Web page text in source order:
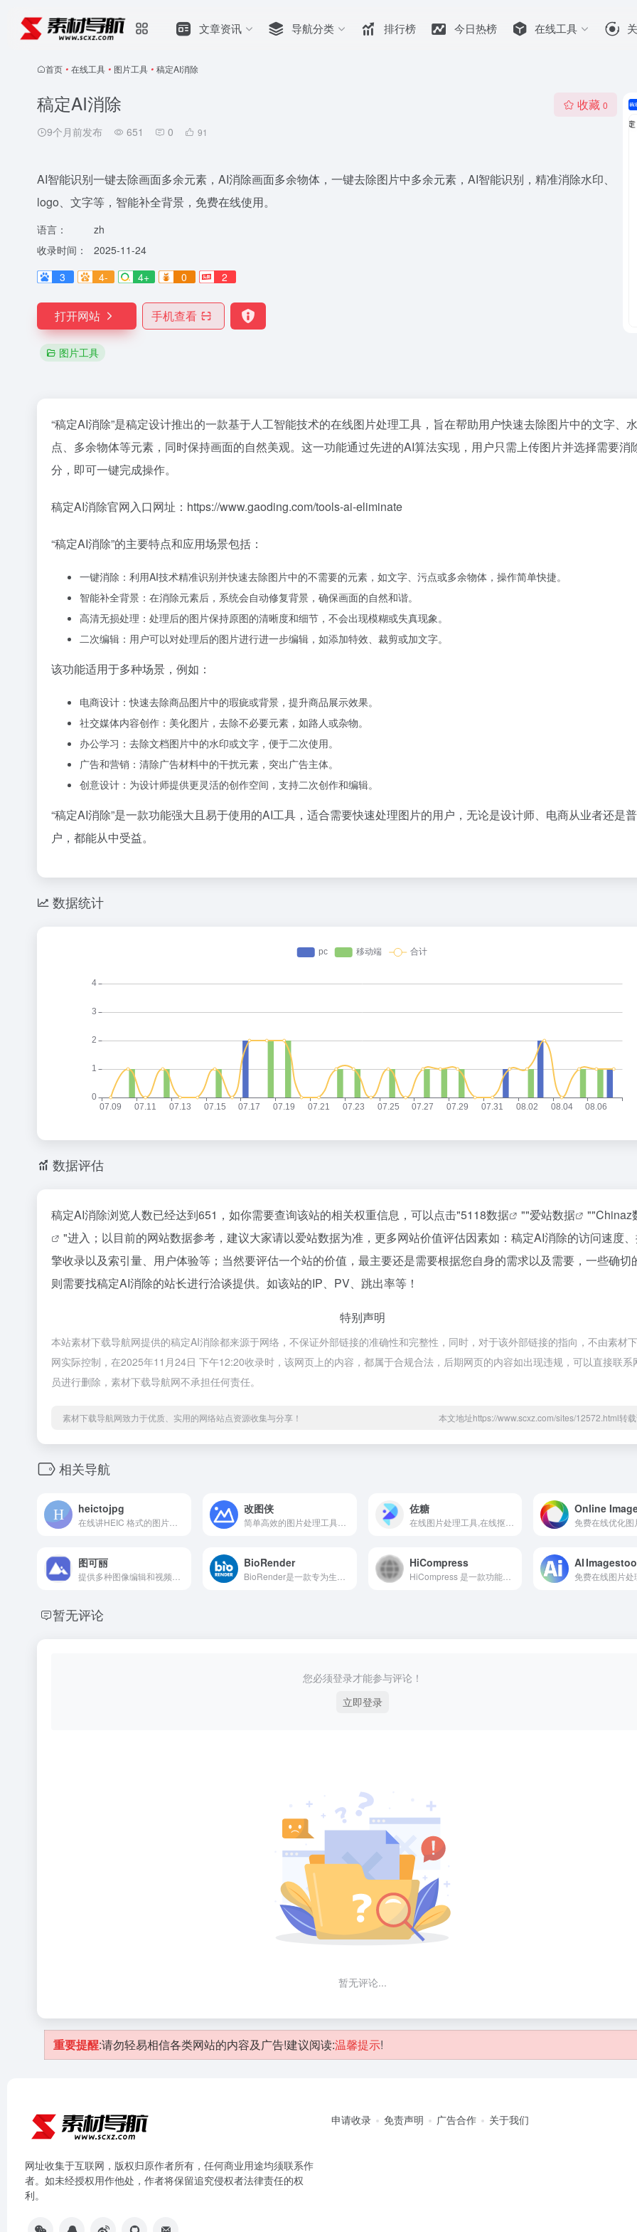
文章资讯 导航分类 排行榜 今日热榜 在线工具
首页 • 在线工具 • 图片工具 • 稿定AI消除
稿定AI消除
9个月前发布 651 0 91
收藏 0
AI智能识别一键去除画面多余元素，AI消除画面多余物体，一键去除图片中多余元素，AI智能识别，精准消除水印、
logo、文字等，智能补全背景，免费在线使用。
语言：
zh
收录时间：
2025-11-24
3
4- 4+ 0 2
打开网站 手机查看
图片工具
“稿定AI消除”是稿定设计推出的一款基于人工智能技术的在线图片处理工具，旨在帮助用户快速去除图片中的文字、
点、多余物体等元素，同时保持画面的自然美观。这一功能通过先进的AI算法实现，用户只需上传图片并选择需要消
分，即可一键完成操作。
稿定AI消除官网入口网址：https://www.gaoding.com/tools-ai-eliminate
“稿定AI消除”的主要特点和应用场景包括：
一键消除：利用AI技术精准识别并快速去除图片中的不需要的元素，如文字、污点或多余物体，操作简单快捷。
智能补全背景：在消除元素后，系统会自动修复背景，确保画面的自然和谐。
高清无损处理：处理后的图片保持原图的清晰度和细节，不会出现模糊或失真现象。
二次编辑：用户可以对处理后的图片进行进一步编辑，如添加特效、裁剪或加文字。
该功能适用于多种场景，例如：
电商设计：快速去除商品图片中的瑕疵或背景，提升商品展示效果。
社交媒体内容创作：美化图片，去除不必要元素，如路人或杂物。
办公学习：去除文档图片中的水印或文字，便于二次使用。
广告和营销：清除广告材料中的干扰元素，突出广告主体。
创意设计：为设计师提供更灵活的创作空间，支持二次创作和编辑。
“稿定AI消除”是一款功能强大且易于使用的AI工具，适合需要快速处理图片的用户，无论是设计师、电商从业者还是
户，都能从中受益。
数据统计
数据评估
稿定AI消除浏览人数已经达到651，如你需要查询该站的相关权重信息，可以点击"5118数据 ""爱站数据 ""Chinaz
"进入；以目前的网站数据参考，建议大家请以爱站数据为准，更多网站价值评估因素如：稿定AI消除的访问速度
擎收录以及索引量、用户体验等；当然要评估一个站的价值，最主要还是需要根据您自身的需求以及需要，一些确切
则需要找稿定AI消除的站长进行洽谈提供。如该站的IP、PV、跳出率等！
特别声明
本站素材下载导航网提供的稿定AI消除都来源于网络，不保证外部链接的准确性和完整性，同时，对于该外部链接的指向，不由素材
网实际控制，在2025年11月24日 下午12:20收录时，该网页上的内容，都属于合规合法，后期网页的内容如出现违规，可以直接联系
员进行删除，素材下载导航网不承担任何责任。
素材下载导航网致力于优质、实用的网络站点资源收集与分享！ 本文地址https://www.scxz.com/sites/12572.html转
相关导航
heictojpg 改图侠 佐糖
在线图片处理工具,在线抠图,证件照换底色,去水印,照片修复
Online
图可丽 BioRender HiCompress
HiCompress 是一款功能强大的在线图片处理工具，主要用于压缩、转换和优化各种格式的图片文件。
AI
暂无评论
您必须登录才能参与评论！
立即登录
暂无评论...
重要提醒:请勿轻易相信各类网站的内容及广告!建议阅读:温馨提示!
网址收集于互联网，版权归原作者所有，任何商业用途均须联系作
者。如未经授权用作他处，作者将保留追究侵权者法律责任的权
利。
申请收录 免责声明 广告合作 关于我们